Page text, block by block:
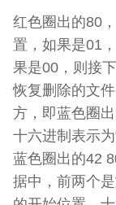
红色圈出的80
置，如果是01
果是00，则接
恢复删除的文
方，即蓝色圈
十六进制表示
蓝色圈出的42
据中，前两个